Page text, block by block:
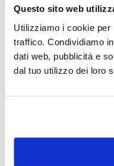
Questo sito web
Utilizziamo i cookie per
traffico. Condividiamo
dati web, pubblicità e
dal tuo utilizzo dei loro